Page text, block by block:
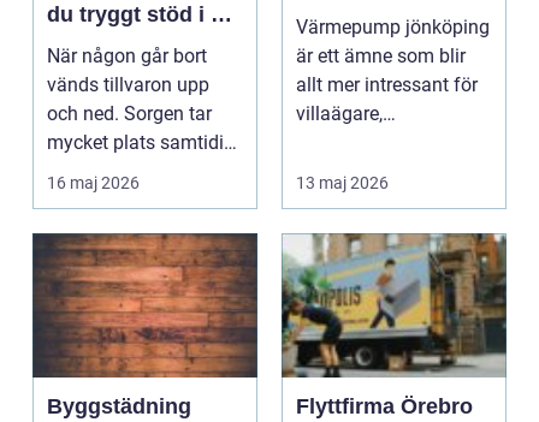
du tryggt stöd i en
svår tid
När någon går bort
vänds tillvaron upp
och ned. Sorgen tar
mycket plats samtidigt
som många praktisk...
16 maj 2026
Värmepump jönköping
är ett ämne som blir
allt mer intressant för
villaägare,
...
13 maj 2026
Byggstädning
Flyttfirma Örebro